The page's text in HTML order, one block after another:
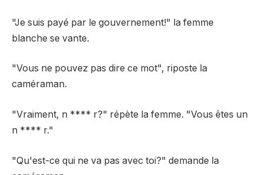
"Je suis payé par le gouvernement!" la femme
blanche se vante.
"Vous ne pouvez pas dire ce mot", riposte la
caméraman.
"Vraiment, n **** r?" répète la femme. "Vous êtes un
n **** r."
"Qu'est-ce qui ne va pas avec toi?" demande la